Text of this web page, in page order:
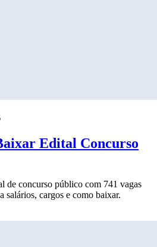
Edital Concurso
concurso público com 741 vagas
salários, cargos e como baixar.